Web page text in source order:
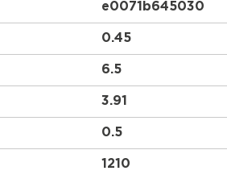
e0071b645030
0.45
6.5
3.91
0.5
1210